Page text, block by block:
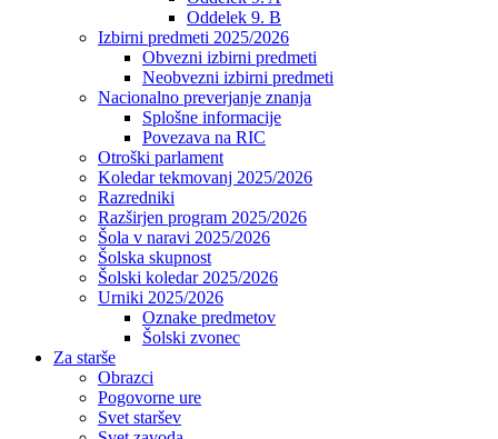
Oddelek 9. B
Izbirni predmeti 2025/2026
Obvezni izbirni predmeti
Neobvezni izbirni predmeti
Nacionalno preverjanje znanja
Splošne informacije
Povezava na RIC
Otroški parlament
Koledar tekmovanj 2025/2026
Razredniki
Razširjen program 2025/2026
Šola v naravi 2025/2026
Šolska skupnost
Šolski koledar 2025/2026
Urniki 2025/2026
Oznake predmetov
Šolski zvonec
Za starše
Obrazci
Pogovorne ure
Svet staršev